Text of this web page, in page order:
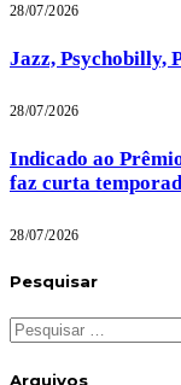
28/07/2026
Jazz, Psychobilly,
28/07/2026
Indicado ao
faz curta
28/07/2026
Pesquisar
Pesquisar
por:
Arquivos